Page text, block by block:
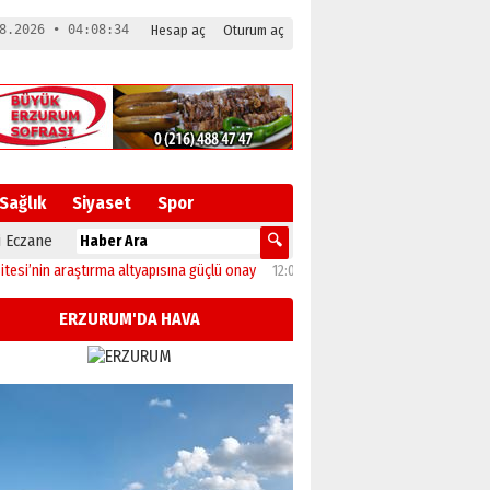
Hesap aç Oturum aç
• 04:08:35
Sağlık Siyaset Spor
altyapısına güçlü onay 12:04Oltu’da festival coşkusu konserle zirveye
ERZURUM'DA HAVA